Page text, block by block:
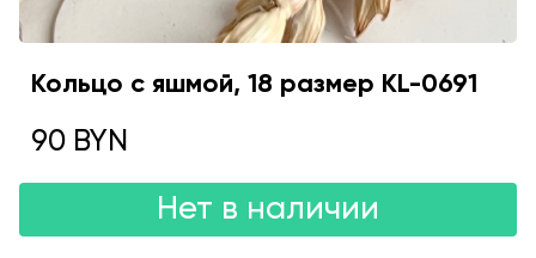
Кольцо с яшмой, 18 размер KL-0691
90 BYN
Нет в наличии